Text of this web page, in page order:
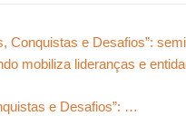
e Desafios”: …